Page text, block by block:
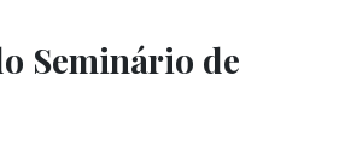
Seminário de